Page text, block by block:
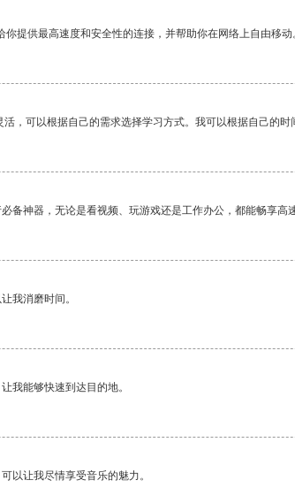
提供最高速度和安全性的连接，并帮助你在网络上自由移动
，可以根据自己的需求选择学习方式。我可以根据自己的时
备神器，无论是看视频、玩游戏还是工作办公，都能畅享
我消磨时间。
我能够快速到达目的地。
以让我尽情享受音乐的魅力。